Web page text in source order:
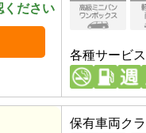
ください
各種サービス
保有車両ク